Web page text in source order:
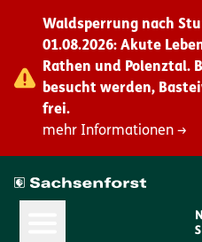
Waldsperrung nach
01.08.2026: Akute
Rathen und Polenztal.
besucht werden,
frei.
mehr Informationen →